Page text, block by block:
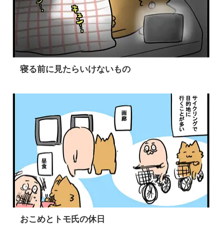
寝る前に見たらいけないもの
おこめとトモ氏の休日